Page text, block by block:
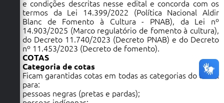
e condições descritas nesse edital e concorda com os
termos da Lei 14.399/2022 (Política Nacional Aldir
Blanc de Fomento à Cultura - PNAB), da Lei nº
14.903/2025 (Marco regulatório de fomento à cultura),
do Decreto 11.740/2023 (Decreto PNAB) e do Decreto
nº 11.453/2023 (Decreto de fomento).
COTAS
Categoria de cotas
Ficam garantidas cotas em todas as categorias do edital
para:
pessoas negras (pretas e pardas);